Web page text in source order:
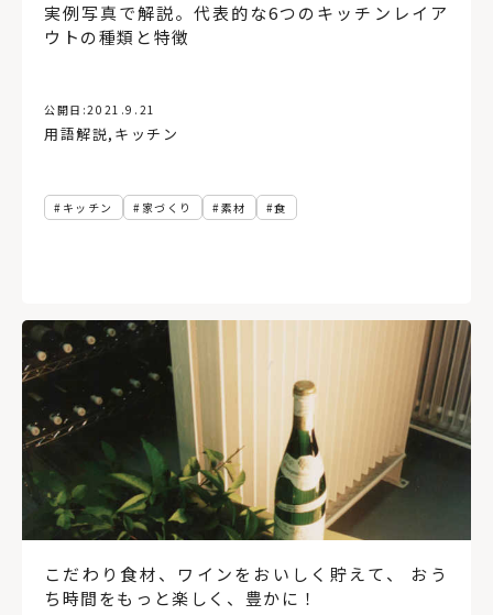
実例写真で解説。代表的な6つのキッチンレイア
ウトの種類と特徴
公開日:2021.9.21
用語解説, キッチン
キッチン 家づくり 素材 食
こだわり食材、ワインをおいしく貯えて、 おう
ち時間をもっと楽しく、豊かに！